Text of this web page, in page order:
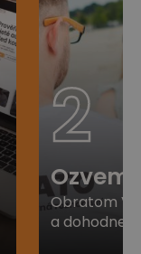
2
Obratom
a